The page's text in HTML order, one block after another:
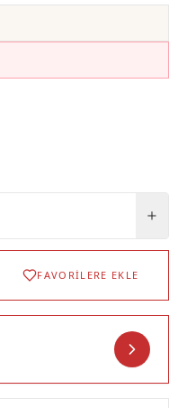
FAVORİLERE EKLE